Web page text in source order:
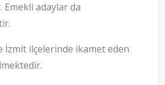
adaylar da
İzmit ilçelerinde ikamet eden